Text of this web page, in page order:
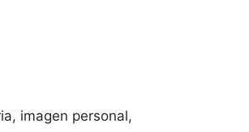
imagen personal,